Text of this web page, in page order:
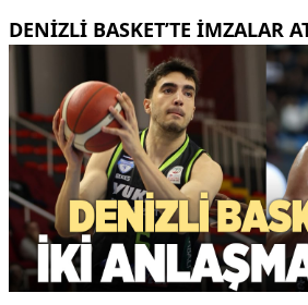
DENİZLİ BASKET’TE İMZALAR